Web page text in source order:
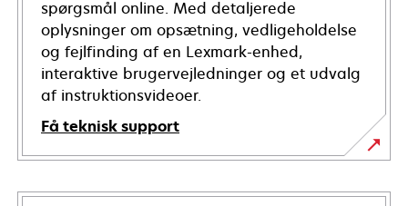
spørgsmål online. Med detaljerede
oplysninger om opsætning, vedligeholdelse
og fejlfinding af en Lexmark-enhed,
interaktive brugervejledninger og et udvalg
af instruktionsvideoer.
Få teknisk support
opens
in